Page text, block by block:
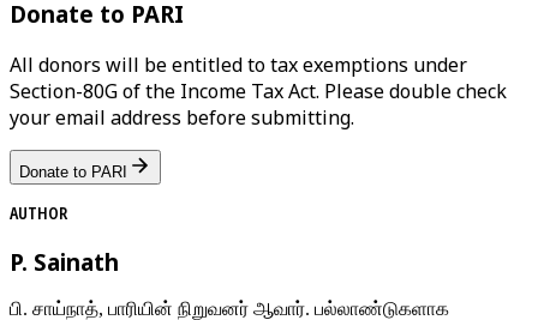
Donate to PARI
All donors will be entitled to tax exemptions under
Section-80G of the Income Tax Act. Please double check
your email address before submitting.
Donate to PARI
AUTHOR
P. Sainath
பி. சாய்நாத், பாரியின் நிறுவனர் ஆவார். பல்லாண்டுகளாக